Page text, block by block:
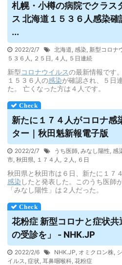
札幌・小樽の病院でクラス
ス 北海道１５３６人感染
...
2022/2/7 北海道, 感染, 新型コロナ
５３６人 , ２５日 , ４人 , ５日連続
新型コロナウイルスの最新情報です
１５３６人の感染が確認され、５日
た。 亡くなった方は４人です。
新たに１７４人がコロナ感
ター｜秋田魁新報電子版
2022/2/7 うち医師, みなし陽性, 感
市, 秋田県, １７４人 , ２人 , ６日
秋田県と秋田市は６日、新たに１７
感染 したと発表した。このうち医師
「みなし陽性」は２人だった。
花粉症 新型コロナと症状
の受診を」 - NHK.JP
2022/2/6 NHK.JP, オミクロン株,
イルス, 症状, 耳鼻咽喉科, 花粉症